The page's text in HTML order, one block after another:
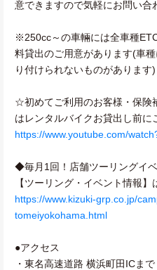
意できますので気軽にお問い合
※250cc～の車輛には全車種
料貸出のご用意があります(車
り付けられないものがあります)
☆初めてご利用のお客様・保険
はレンタルバイクお貸出し前に
https://www.youtube.com/
◆毎月1回！店舗ツーリングイベ
【ツーリング・イベント情報
https://www.kizuki-grp.co.jp/
tomeiyokohama.html
●アクセス
・東名高速道路 横浜町田ICま